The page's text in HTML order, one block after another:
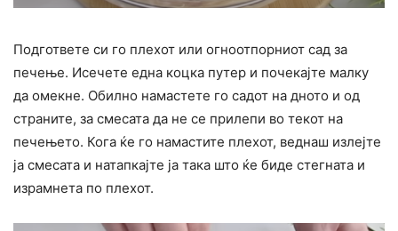
Подгответе си го плехот или огноотпорниот сад за
печење. Исечете една коцка путер и почекајте малку
да омекне. Обилно намастете го садот на дното и од
страните, за смесата да не се прилепи во текот на
печењето. Кога ќе го намастите плехот, веднаш излејте
ја смесата и натапкајте ја така што ќе биде стегната и
израмнета по плехот.